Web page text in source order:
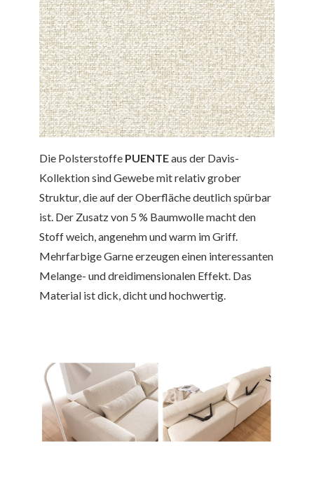
Die Polsterstoffe PUENTEaus der Davis-
Kollektion sind Gewebe mit relativ grober
Struktur, die auf der Oberfläche deutlich spürbar
ist. Der Zusatz von 5 % Baumwolle macht den
Stoff weich, angenehm und warm im Griff.
Mehrfarbige Garne erzeugen einen interessanten
Melange- und dreidimensionalen Effekt. Das
Material ist dick, dicht und hochwertig.